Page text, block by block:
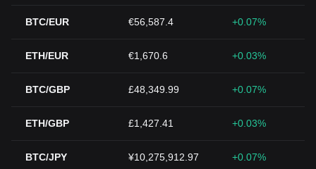
BTC/EUR €56,587.4 +0.07%
ETH/EUR €1,670.6 +0.03%
BTC/GBP £48,349.99 +0.07%
ETH/GBP £1,427.41 +0.03%
BTC/JPY ¥10,275,912.97 +0.07%